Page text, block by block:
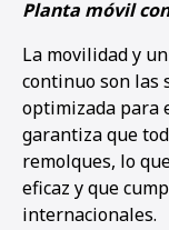
Planta móvil
La movilidad y
continuo son las
optimizada para
garantiza que
remolques, lo
eficaz y que
internacionales.